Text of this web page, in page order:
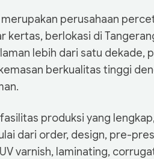
merupakan perusahaan
kertas, berlokasi di
lebih dari satu dekade,
berkualitas tinggi
produksi yang
dari order, design, pre-
varnish, laminating,